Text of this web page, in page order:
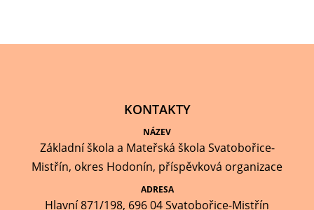
KONTAKTY
NÁZEV
Základní škola a Mateřská škola Svatobořice-
Mistřín, okres Hodonín, příspěvková organizace
ADRESA
Hlavní 871/198, 696 04 Svatobořice-Mistřín